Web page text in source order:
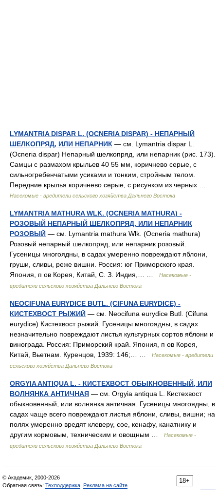
LYMANTRIA DISPAR L. (OCNERIA DISPAR) - НЕПАРНЫЙ
ШЕЛКОПРЯД, ИЛИ НЕПАРНИК — см. Lymantria dispar L.
(Ocneria dispar) Непарный шелкопряд, или непарник (рис. 173).
Самцы с размахом крыльев 40 55 мм, коричнево серые, с
сильногребенчатыми усиками и тонким, стройным телом.
Передние крылья коричнево серые, с рисунком из черных …
Насекомые - вредители сельского хозяйства Дальнего Востока
LYMANTRIA MATHURA WLK. (OCNERIA MATHURA) -
РОЗОВЫЙ НЕПАРНЫЙ ШЕЛКОПРЯД, ИЛИ НЕПАРНИК
РОЗОВЫЙ — см. Lymantria mathura Wlk. (Ocneria mathura)
Розовый непарный шелкопряд, или непарник розовый.
Гусеницы многоядны, в садах умеренно повреждают яблони,
груши, сливы, реже вишни. Россия: юг Приморского края.
Япония, п ов Корея, Китай, С. З. Индия,… …
Насекомые -
вредители сельского хозяйства Дальнего Востока
NEOCIFUNA EURYDICE BUTL. (CIFUNA EURYDICE) -
КИСТЕХВОСТ РЫЖИЙ — см. Neocifuna eurydice Butl. (Cifuna
eurydice) Кистехвост рыжий. Гусеницы многоядны, в садах
незначительно повреждают листья культурных сортов яблони и
винограда. Россия: Приморский край. Япония, п ов Корея,
Китай, Вьетнам. Куренцов, 1939: 146;… …
Насекомые - вредители
сельского хозяйства Дальнего Востока
ORGYIA ANTIQUA L. - КИСТЕХВОСТ ОБЫКНОВЕННЫЙ, ИЛИ
ВОЛНЯНКА АНТИЧНАЯ — см. Orgyia antiqua L. Кистехвост
обыкновенный, или волнянка античная. Гусеницы многоядны, в
садах чаще всего повреждают листья яблони, сливы, вишни; на
полях умеренно вредят клеверу, сое, кенафу, канатнику и
другим кормовым, техническим и овощным …
Насекомые -
вредители сельского хозяйства Дальнего Востока
18+
© Академик, 2000-2026
Обратная связь: Техподдержка Реклама на сайте